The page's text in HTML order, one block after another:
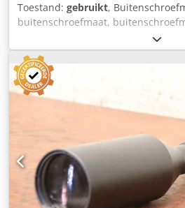
Toestand: gebruikt,
buitenschroefmaat,
buitenschroefmicrometer -
0,01 mm -Vergrendeling Csdpfxeu
micrometer beschikbaar -Prijs: per
ook verkrijgbaar -Afmeting koffer:
Gewicht: 0,3 kg/pc.